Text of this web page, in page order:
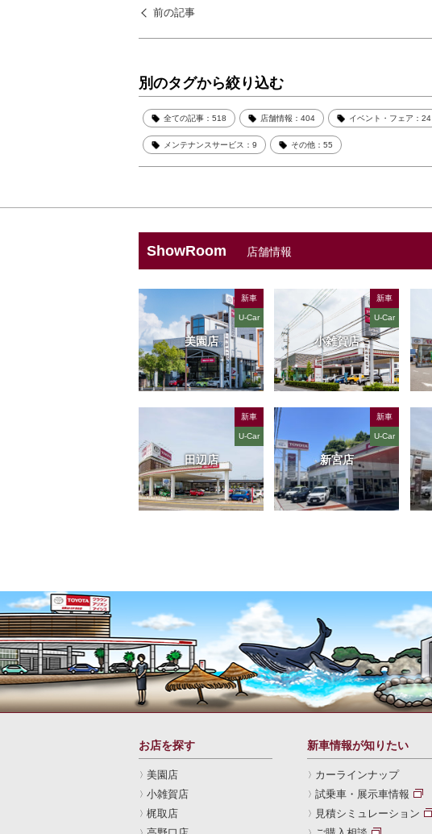
前の記事
別のタグから絞り込む
全ての記事：518 店舗情報：404 イベント・フェア：24
メンテナンスサービス：9 その他：55
ShowRoom 店舗情報
美園店
新車
U-Car
小雑賀店
新車
U-Car
田辺店
新車
U-Car
新宮店
新車
U-Car
お店を探す
美園店
小雑賀店
梶取店
新車情報が知りたい
カーラインナップ
試乗車・展示車情報
見積シミュレーション